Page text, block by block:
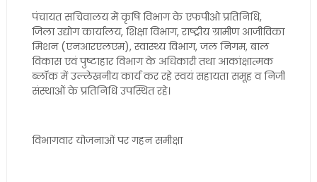
पंचायत सचिवालय में कृषि विभाग के एफपीओ प्रतिनिधि,
जिला उद्योग कार्यालय, शिक्षा विभाग, राष्ट्रीय ग्रामीण आजीविका
मिशन (एनआरएलएम), स्वास्थ्य विभाग, जल निगम, बाल
विकास एवं पुष्टाहार विभाग के अधिकारी तथा आकांक्षात्मक
ब्लॉक में उल्लेखनीय कार्य कर रहे स्वयं सहायता समूह व निजी
संस्थाओं के प्रतिनिधि उपस्थित रहे।
विभागवार योजनाओं पर गहन समीक्षा